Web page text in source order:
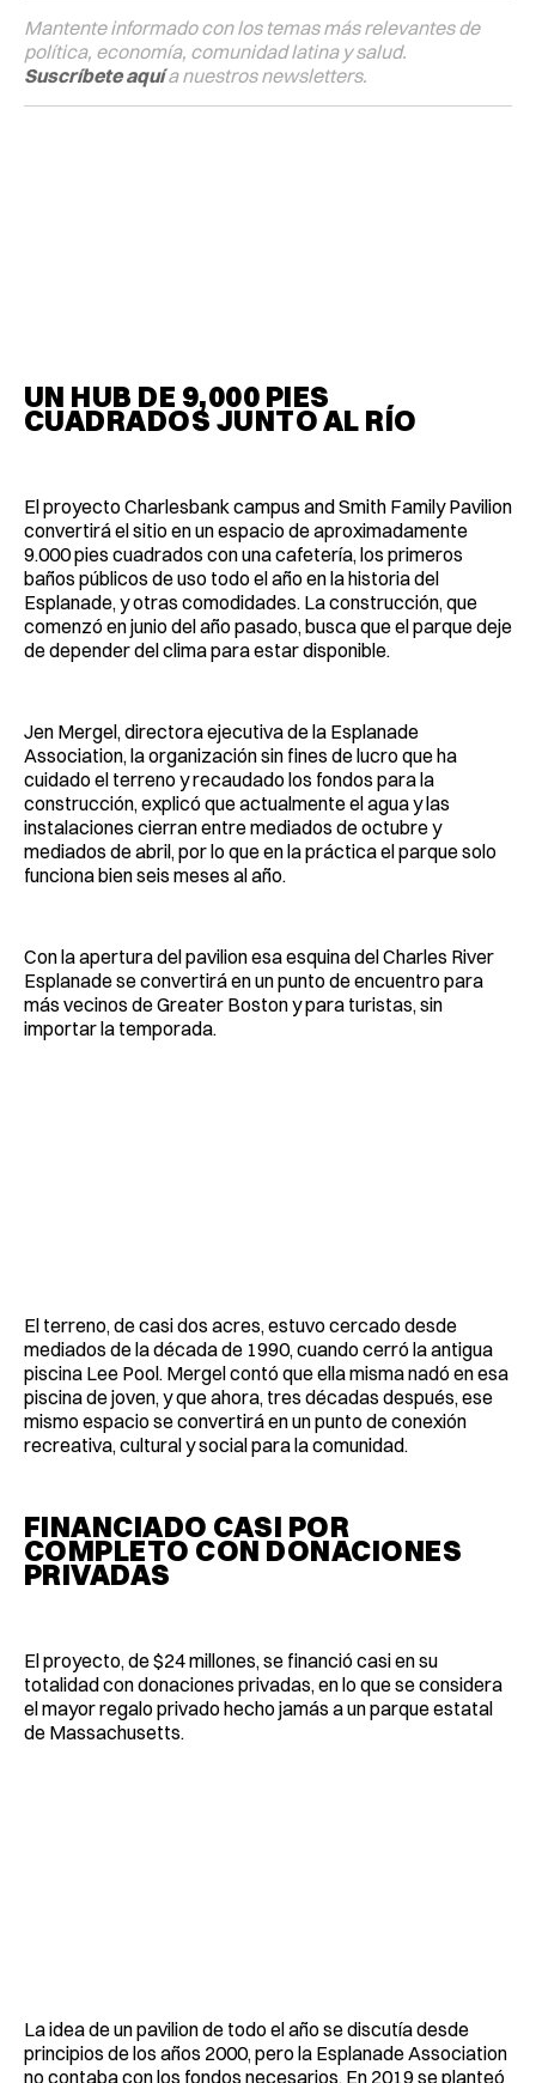
Mantente informado con los temas más relevantes de
política, economía, comunidad latina y salud.
Suscríbete aquía nuestros newsletters.
UN HUB DE 9,000 PIES
CUADRADOS JUNTO AL RÍO
El proyecto Charlesbank campus and Smith Family Pavilion
convertirá el sitio en un espacio de aproximadamente
9.000 pies cuadrados con una cafetería, los primeros
baños públicos de uso todo el año en la historia del
Esplanade, y otras comodidades. La construcción, que
comenzó en junio del año pasado, busca que el parque deje
de depender del clima para estar disponible.
Jen Mergel, directora ejecutiva de la Esplanade
Association, la organización sin fines de lucro que ha
cuidado el terreno y recaudado los fondos para la
construcción, explicó que actualmente el agua y las
instalaciones cierran entre mediados de octubre y
mediados de abril, por lo que en la práctica el parque solo
funciona bien seis meses al año.
Con la apertura del pavilion esa esquina del Charles River
Esplanade se convertirá en un punto de encuentro para
más vecinos de Greater Boston y para turistas, sin
importar la temporada.
El terreno, de casi dos acres, estuvo cercado desde
mediados de la década de 1990, cuando cerró la antigua
piscina Lee Pool. Mergel contó que ella misma nadó en esa
piscina de joven, y que ahora, tres décadas después, ese
mismo espacio se convertirá en un punto de conexión
recreativa, cultural y social para la comunidad.
FINANCIADO CASI POR
COMPLETO CON DONACIONES
PRIVADAS
El proyecto, de $24 millones, se financió casi en su
totalidad con donaciones privadas, en lo que se considera
el mayor regalo privado hecho jamás a un parque estatal
de Massachusetts.
La idea de un pavilion de todo el año se discutía desde
principios de los años 2000, pero la Esplanade Association
no contaba con los fondos necesarios. En 2019 se planteó